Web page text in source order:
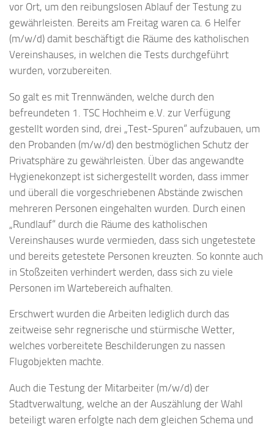
vor Ort, um den reibungslosen Ablauf der Testung zu
gewährleisten. Bereits am Freitag waren ca. 6 Helfer
(m/w/d) damit beschäftigt die Räume des katholischen
Vereinshauses, in welchen die Tests durchgeführt
wurden, vorzubereiten.
So galt es mit Trennwänden, welche durch den
befreundeten 1. TSC Hochheim e.V. zur Verfügung
gestellt worden sind, drei „Test-Spuren“ aufzubauen, um
den Probanden (m/w/d) den bestmöglichen Schutz der
Privatsphäre zu gewährleisten. Über das angewandte
Hygienekonzept ist sichergestellt worden, dass immer
und überall die vorgeschriebenen Abstände zwischen
mehreren Personen eingehalten wurden. Durch einen
„Rundlauf“ durch die Räume des katholischen
Vereinshauses wurde vermieden, dass sich ungetestete
und bereits getestete Personen kreuzten. So konnte auch
in Stoßzeiten verhindert werden, dass sich zu viele
Personen im Wartebereich aufhalten.
Erschwert wurden die Arbeiten lediglich durch das
zeitweise sehr regnerische und stürmische Wetter,
welches vorbereitete Beschilderungen zu nassen
Flugobjekten machte.
Auch die Testung der Mitarbeiter (m/w/d) der
Stadtverwaltung, welche an der Auszählung der Wahl
beteiligt waren erfolgte nach dem gleichen Schema und